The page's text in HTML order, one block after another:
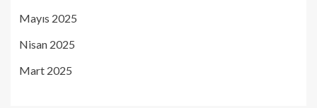
Mayıs 2025
Nisan 2025
Mart 2025